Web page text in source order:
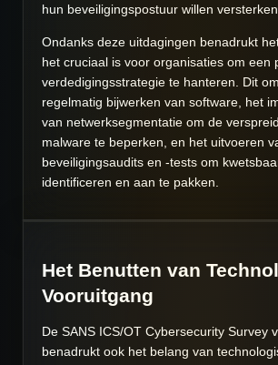
hun beveiligingspostuur willen versterken.
Ondanks deze uitdagingen benadrukt
het cruciaal is voor organisaties om een
verdedigingsstrategie te hanteren. Dit
regelmatig bijwerken van software, het
van netwerksegmentatie om de
malware te beperken, en het uitvoeren
beveiligingsaudits en -tests om
identificeren en aan te pakken.
Het Benutten van
Vooruitgang
De SANS ICS/OT Cybersecurity Survey
benadrukt ook het belang van